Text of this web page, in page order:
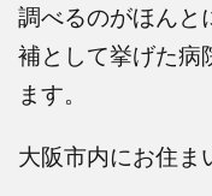
調べるのがほんと
補として挙げた病
ます。
大阪市内にお住ま